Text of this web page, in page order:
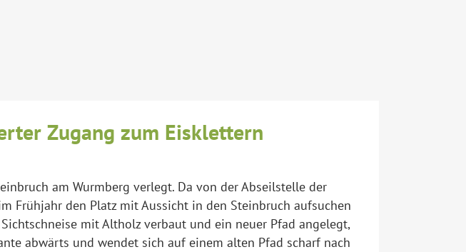
Zugang zum Eisklettern
am Wurmberg verlegt. Da von der Abseilstelle der
Frühjahr den Platz mit Aussicht in den Steinbruch aufsuchen
mit Altholz verbaut und ein neuer Pfad angelegt,
abwärts und wendet sich auf einem alten Pfad scharf nach